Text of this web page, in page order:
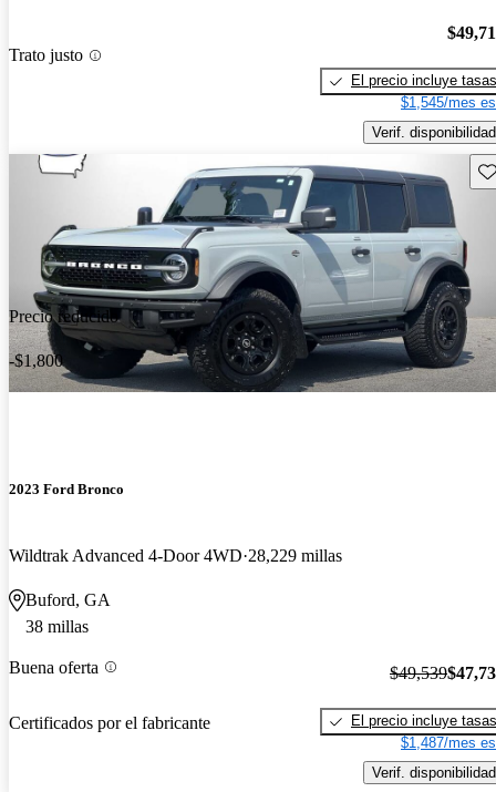
Trato justo
El precio incluye tasas
$1,545/mes
Verif. disponibilidad
Precio reducido
-$1,800
2023 Ford Bronco
Wildtrak Advanced 4-Door 4WD 28,229 millas
Buford, GA
38 millas
Buena oferta
Certificados por el fabricante
$49,539
El precio incluye tasas
$1,487/mes
Verif. disponibilidad